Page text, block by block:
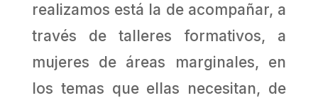
realizamos está la de acompañar, a
través de talleres formativos, a
mujeres de áreas marginales, en
los temas que ellas necesitan, de